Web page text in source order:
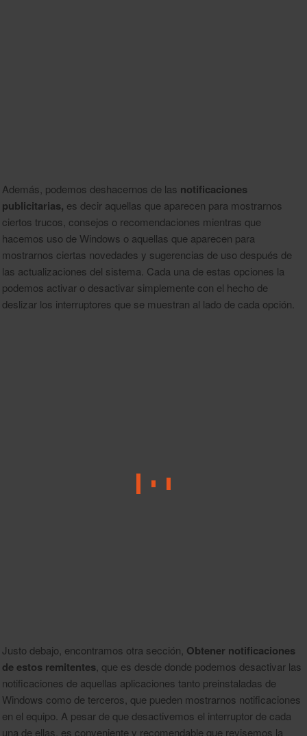
Además, podemos deshacernos de las notificaciones
publicitarias, es decir aquellas que aparecen para mostrarnos
ciertos trucos, consejos o recomendaciones mientras que
hacemos uso de Windows o aquellas que aparecen para
mostrarnos ciertas novedades y sugerencias de uso después de
las actualizaciones del sistema. Cada una de estas opciones la
podemos activar o desactivar simplemente con el hecho de
deslizar los interruptores que se muestran al lado de cada opción.
Justo debajo, encontramos otra sección, Obtener notificaciones
de estos remitentes , que es desde donde podemos desactivar las
notificaciones de aquellas aplicaciones tanto preinstaladas de
Windows como de terceros, que pueden mostrarnos notificaciones
en el equipo. A pesar de que desactivemos el interruptor de cada
una de ellas, es conveniente y recomendable que revisemos la